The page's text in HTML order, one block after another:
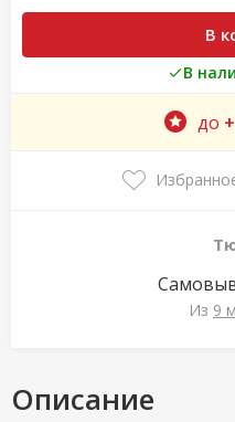
В
В
до
Из 9
Описание